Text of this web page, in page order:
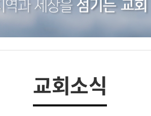
교회소식